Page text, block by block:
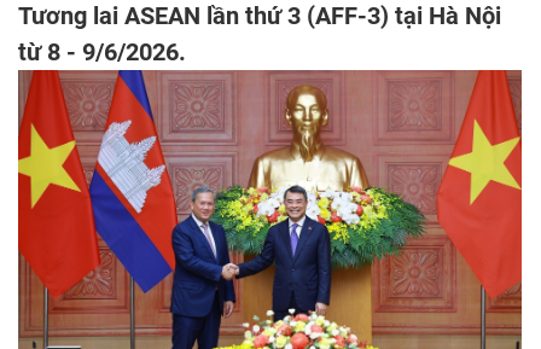
Tương lai ASEAN lần thứ 3 (AFF-3) tại Hà Nội
từ 8 - 9/6/2026.